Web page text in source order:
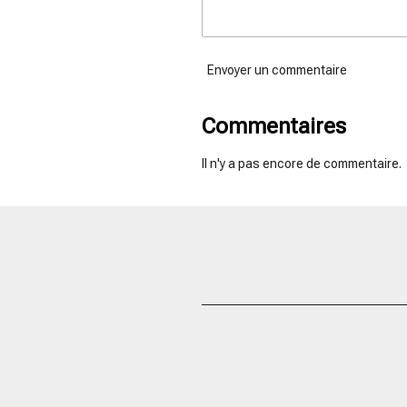
Envoyer un commentaire
Commentaires
Il n'y a pas encore de commentaire.